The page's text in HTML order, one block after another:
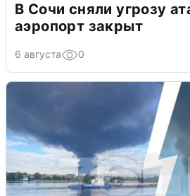
В Сочи сняли угрозу
аэропорт закрыт
6 августа 0